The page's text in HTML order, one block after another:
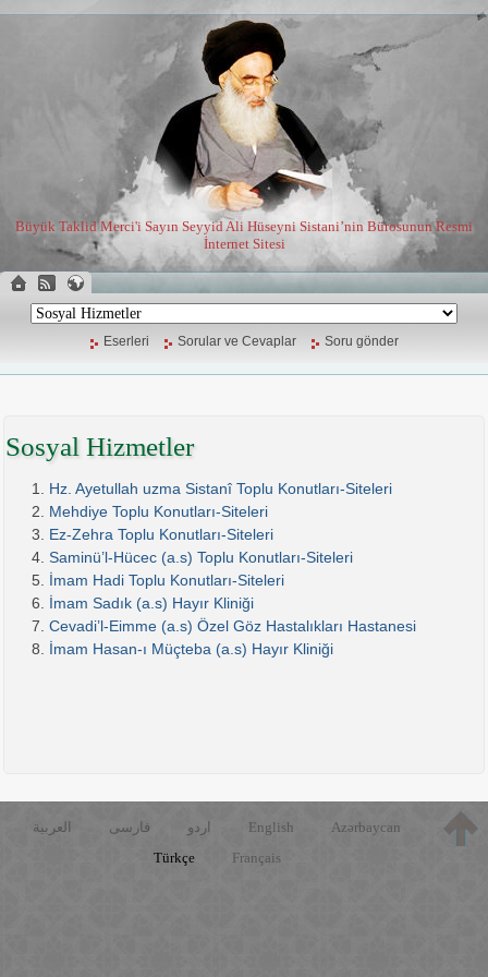
Büyük Taklid Merci'i Sayın Seyyid Ali Hüseyni Sistani’nin Bürosunun Resmi
İnternet Sitesi
Eserleri Sorular ve Cevaplar Soru gönder
Sosyal Hizmetler
Hz. Ayetullah uzma Sistanî Toplu Konutları-Siteleri
Mehdiye Toplu Konutları-Siteleri
Ez-Zehra Toplu Konutları-Siteleri
Saminü’l-Hücec (a.s) Toplu Konutları-Siteleri
İmam Hadi Toplu Konutları-Siteleri
İmam Sadık (a.s) Hayır Kliniği
Cevadi’l-Eimme (a.s) Özel Göz Hastalıkları Hastanesi
İmam Hasan-ı Müçteba (a.s) Hayır Kliniği
العربية فارسی اردو English
Azərbaycan
Türkçe
Français